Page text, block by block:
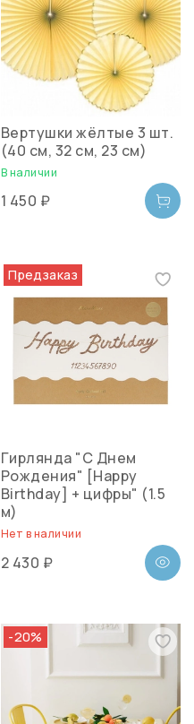
Вертушки жёлтые 3 шт.
(40 см, 32 см, 23 см)
В наличии
1 450 ₽
Предзаказ
Гирлянда "С Днем
Рождения" [Happy
Birthday] + цифры" (1.5
м)
Нет в наличии
2 430 ₽
-20%